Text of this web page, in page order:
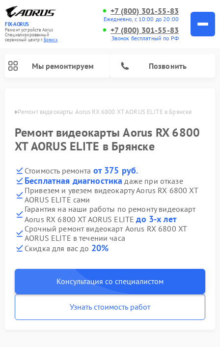
FIX-AORUS
Ремонт устройств Aorus
Специализированный
cервисный центр г.Брянск
+7 (800) 301-55-83
Ежедневно, с 10:00 до 20:00
+7 (800) 301-55-83
Звонок бесплатный по РФ
Мы ремонтируем Позвонить
Ремонт видеокарты Aorus RX 6800 XT AORUS ELITE в Брянске
Ремонт видеокарты Aorus RX 6800
XT AORUS ELITE в Брянске
Стоимость ремонта от 375 руб.
Бесплатная диагностика даже при отказе
Привезем и увезем видеокарту Aorus RX 6800 XT
AORUS ELITE сами
Гарантия на наши работы по ремонту видеокарт
Aorus RX 6800 XT AORUS ELITEдо 3-х лет
Срочный ремонт видеокарт Aorus RX 6800 XT
AORUS ELITE в течении часа
Скидка для вас до 20%
Консультация со специалистом
Узнать стоимость работ